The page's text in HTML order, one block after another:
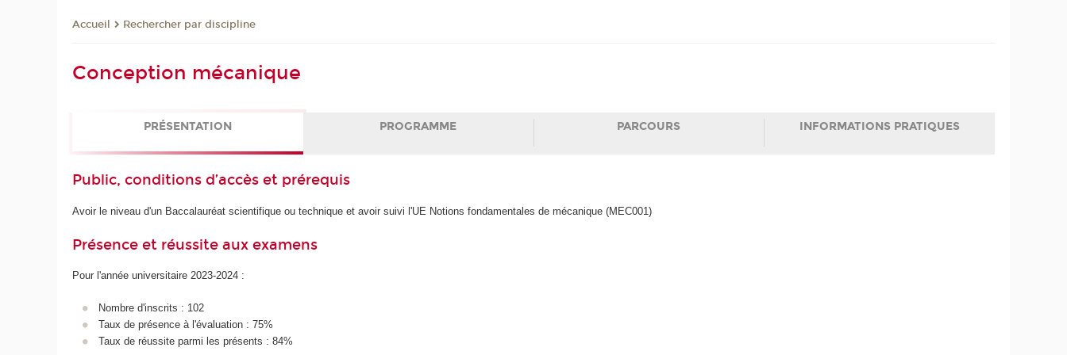
Accueil Rechercher par discipline
Conception mécanique
PRÉSENTATION PROGRAMME PARCOURS INFORMATIONS PRATIQUES
Public, conditions d’accès et prérequis
Avoir le niveau d'un Baccalauréat scientifique ou technique et avoir suivi l'UE Notions fondamentales de mécanique (MEC001)
Présence et réussite aux examens
Pour l'année universitaire 2023-2024 :
Nombre d'inscrits : 102
Taux de présence à l'évaluation : 75%
Taux de réussite parmi les présents : 84%